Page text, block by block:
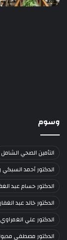
وسوم
التأمين الصحي الشامل
الدكتور أحمد السبكي
الدكتور حسام عبد
الدكتور خالد عبد
الدكتور علي
الدكتور مصطفي